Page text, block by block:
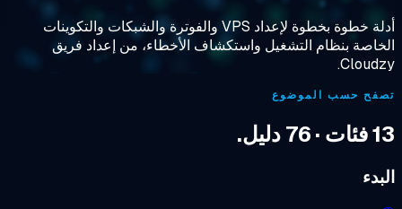
أدلة خطوة بخطوة لإعداد VPS والفوترة والشبكات والتكوينات
بنظام التشغيل واستكشاف الأخطاء، من إعداد فريق
حسب الموضوع